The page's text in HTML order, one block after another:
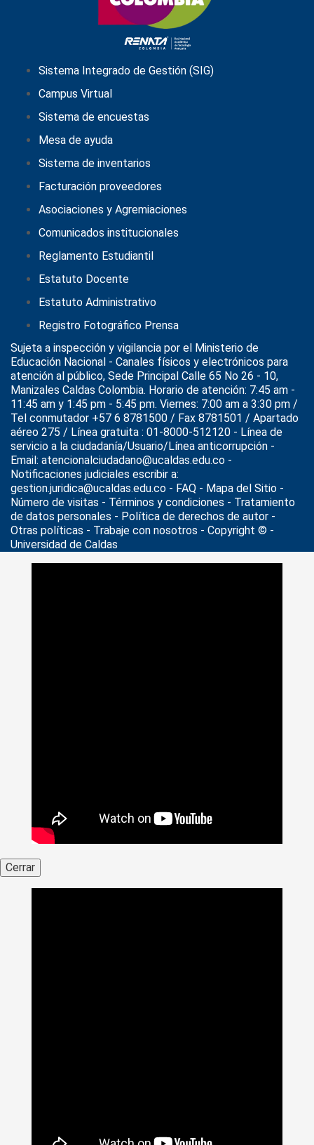
Noticias>Universidad al Día>Noveno Concierto de
Sistema Integrado de Gestión (SIG)
Campus Virtual
Sistema de encuestas
Mesa de ayuda
Sistema de inventarios
Facturación proveedores
Asociaciones y Agremiaciones
Comunicados institucionales
Reglamento Estudiantil
Estatuto Docente
Estatuto Administrativo
Registro Fotográfico Prensa
Sujeta a inspección y vigilancia por el Ministerio de
Educación Nacional - Canales físicos y electrónicos para
atención al público, Sede Principal Calle 65 No 26 - 10,
Manizales Caldas Colombia. Horario de atención: 7:45 am -
11:45 am y 1:45 pm - 5:45 pm. Viernes: 7:00 am a 3:30 pm /
Tel conmutador +57 6 8781500 / Fax 8781501 / Apartado
aéreo 275 / Línea gratuita : 01-8000-512120 - Línea de
servicio a la ciudadanía/Usuario/Línea anticorrupción -
Email: atencionalciudadano@ucaldas.edu.co -
Notificaciones judiciales escribir a:
gestion.juridica@ucaldas.edu.co - FAQ - Mapa del Sitio -
Número de visitas - Términos y condiciones - Tratamiento
de datos personales - Política de derechos de autor -
Otras políticas - Trabaje con nosotros - Copyright © -
Universidad de Caldas
Cerrar